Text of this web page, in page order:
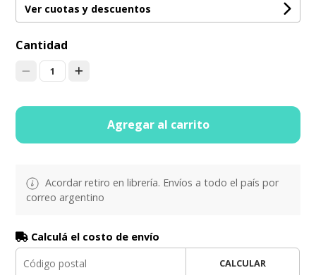
Ver cuotas y descuentos
Cantidad
1
Agregar al carrito
Acordar retiro en librería. Envíos a todo el país por
correo argentino
Calculá el costo de envío
CALCULAR